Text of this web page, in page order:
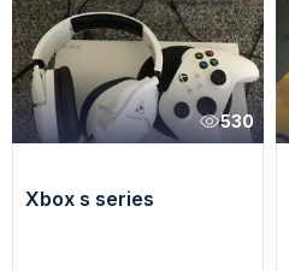
530
Xbox s series